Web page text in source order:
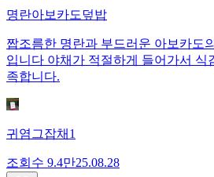
명란아보카도덮밥
짭조름한 명란과 부드러운 아보카도
입니다 야채가 적절하게 들어가서 식
족합니다.
귀염그잡채1
조회수 9.4만25.08.28